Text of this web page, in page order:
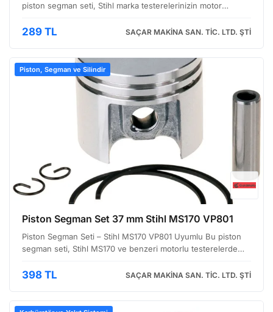
piston segman seti, Stihl marka testerelerinizin motor
olmasını sağlamak için tasarlanmıştır. Özellikle MS230,
289 TL SAÇAR MAKİNA SAN. TİC. LTD. ŞTİ
Piston, Segman ve Silindir
Piston Segman Set 37 mm Stihl MS170 VP801
Piston Segman Seti – Stihl MS170 VP801 Uyumlu Bu piston
segman seti, Stihl MS170 ve benzeri motorlu testerelerde
Motorun içindeki silindir ile piston arasındaki …
398 TL SAÇAR MAKİNA SAN. TİC. LTD. ŞTİ